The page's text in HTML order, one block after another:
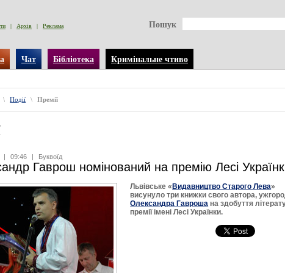
| Архів | Реклама Пошук
Чат Бібліотека Кримінальне чтиво
\ Події \ Премії
| 09:46 | Буквоїд
Гаврош номінований на премію Лесі
Львівське « Видавництво Старого Лева»
висунуло три книжки свого автора,
Олександра Гавроша на здобуття
премії імені Лесі Українки.